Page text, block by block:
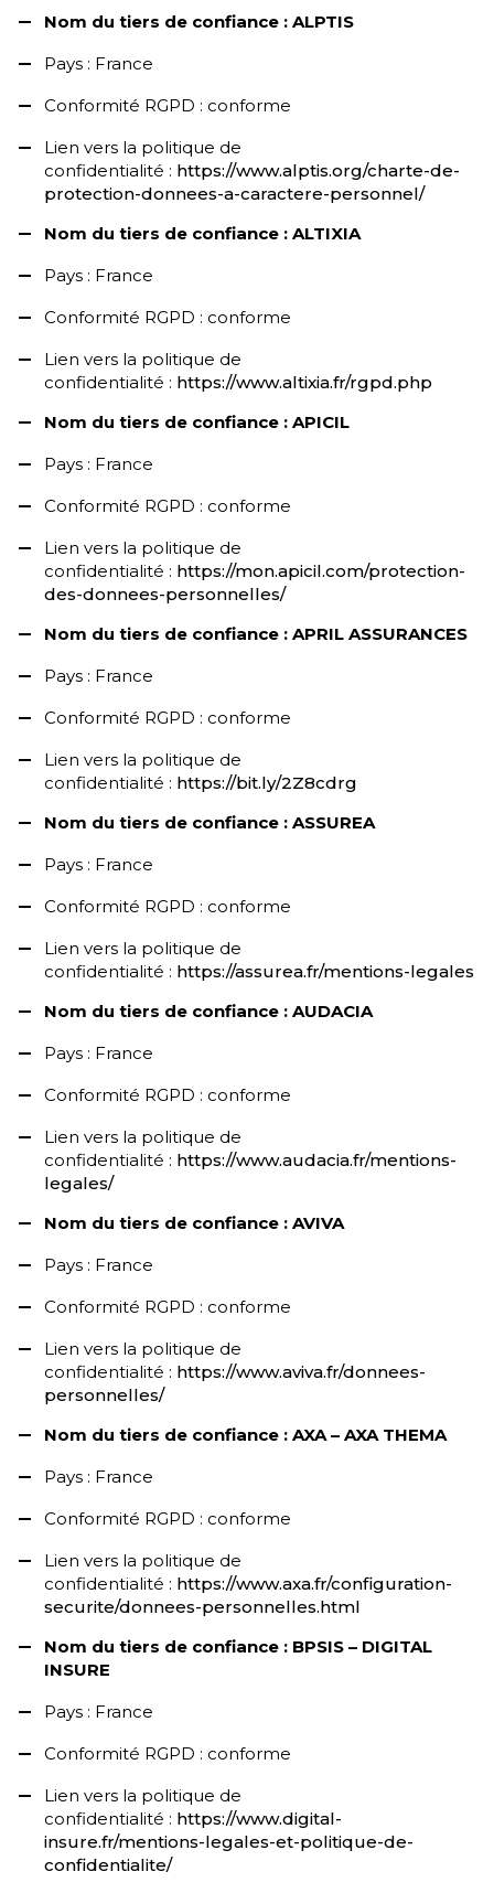
Nom du tiers de confiance : ALPTIS
Pays : France
Conformité RGPD : conforme
Lien vers la politique de
confidentialité : https://www.alptis.org/charte-de-
protection-donnees-a-caractere-personnel/
Nom du tiers de confiance : ALTIXIA
Pays : France
Conformité RGPD : conforme
Lien vers la politique de
confidentialité : https://www.altixia.fr/rgpd.php
Nom du tiers de confiance : APICIL
Pays : France
Conformité RGPD : conforme
Lien vers la politique de
confidentialité : https://mon.apicil.com/protection-
des-donnees-personnelles/
Nom du tiers de confiance : APRIL ASSURANCES
Pays : France
Conformité RGPD : conforme
Lien vers la politique de
confidentialité : https://bit.ly/2Z8cdrg
Nom du tiers de confiance : ASSUREA
Pays : France
Conformité RGPD : conforme
Lien vers la politique de
confidentialité : https://assurea.fr/mentions-legales
Nom du tiers de confiance : AUDACIA
Pays : France
Conformité RGPD : conforme
Lien vers la politique de
confidentialité : https://www.audacia.fr/mentions-
legales/
Nom du tiers de confiance : AVIVA
Pays : France
Conformité RGPD : conforme
Lien vers la politique de
confidentialité : https://www.aviva.fr/donnees-
personnelles/
Nom du tiers de confiance : AXA – AXA THEMA
Pays : France
Conformité RGPD : conforme
Lien vers la politique de
confidentialité : https://www.axa.fr/configuration-
securite/donnees-personnelles.html
Nom du tiers de confiance : BPSIS – DIGITAL
INSURE
Pays : France
Conformité RGPD : conforme
Lien vers la politique de
confidentialité : https://www.digital-
insure.fr/mentions-legales-et-politique-de-
confidentialite/